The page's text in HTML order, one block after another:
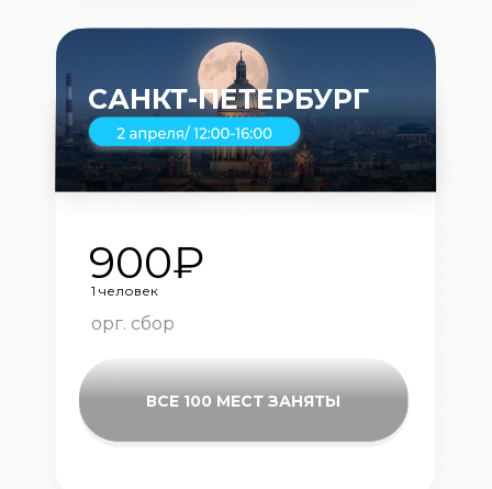
САНКТ-ПЕТЕРБУРГ
900₽
орг. сбор
ВСЕ 100 МЕСТ ЗАНЯТЫ
1 человек